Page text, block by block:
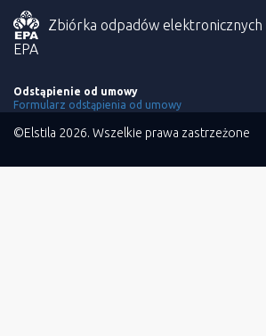
Zbiórka odpadów
EPA
Odstąpienie od umowy
Formularz odstąpienia od umowy
©Elstila 2026. Wszelkie prawa zastrzeżone